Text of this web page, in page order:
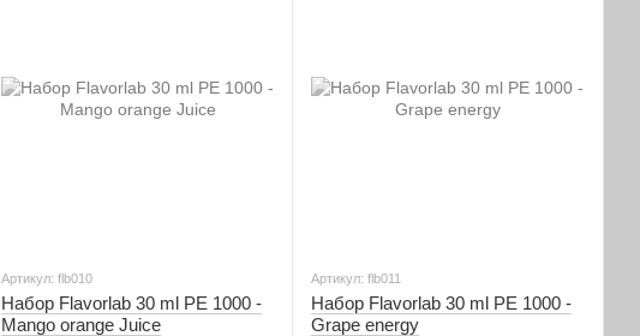
Артикул: flb010
Набор Flavorlab 30 ml PE 1000 -
Mango orange Juice
Артикул: flb011
Набор Flavorlab 30 ml PE 1000 -
Grape energy